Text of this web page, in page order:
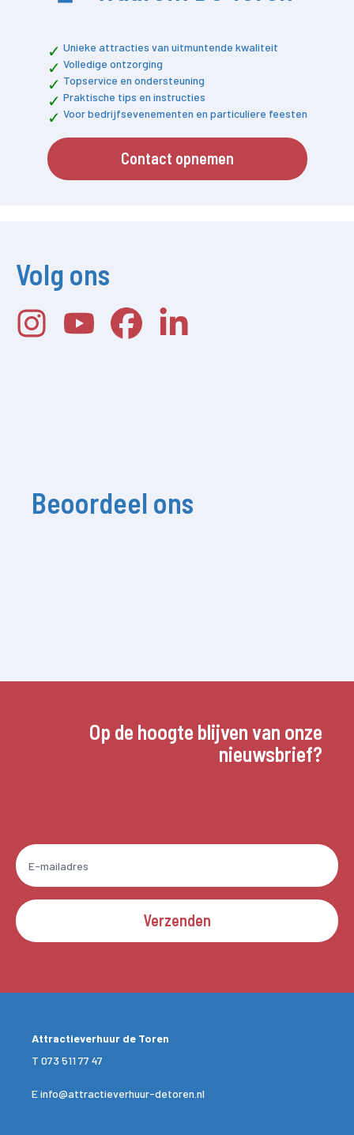
Unieke attracties van uitmuntende kwaliteit
Volledige ontzorging
Topservice en ondersteuning
Praktische tips en instructies
Voor bedrijfsevenementen en particuliere feesten
Contact opnemen
Volg ons
Beoordeel ons
Op de hoogte blijven van onze
nieuwsbrief?
Verzenden
Attractieverhuur de Toren
T 073 511 77 47
Einfo@attractieverhuur-detoren.nl